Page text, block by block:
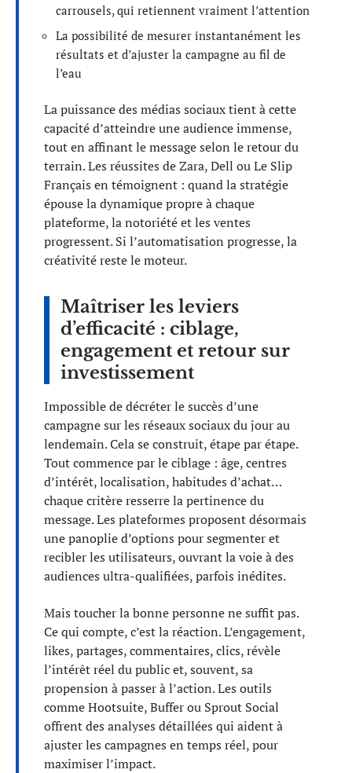
carrousels, qui retiennent vraiment l’attention
La possibilité de mesurer instantanément les
résultats et d’ajuster la campagne au fil de
l’eau
La puissance des médias sociaux tient à cette
capacité d’atteindre une audience immense,
tout en affinant le message selon le retour du
terrain. Les réussites de Zara, Dell ou Le Slip
Français en témoignent : quand la stratégie
épouse la dynamique propre à chaque
plateforme, la notoriété et les ventes
progressent. Si l’automatisation progresse, la
créativité reste le moteur.
Maîtriser les leviers
d’efficacité : ciblage,
engagement et retour sur
investissement
Impossible de décréter le succès d’une
campagne sur les réseaux sociaux du jour au
lendemain. Cela se construit, étape par étape.
Tout commence par le ciblage : âge, centres
d’intérêt, localisation, habitudes d’achat…
chaque critère resserre la pertinence du
message. Les plateformes proposent désormais
une panoplie d’options pour segmenter et
recibler les utilisateurs, ouvrant la voie à des
audiences ultra-qualifiées, parfois inédites.
Mais toucher la bonne personne ne suffit pas.
Ce qui compte, c’est la réaction. L’engagement,
likes, partages, commentaires, clics, révèle
l’intérêt réel du public et, souvent, sa
propension à passer à l’action. Les outils
comme Hootsuite, Buffer ou Sprout Social
offrent des analyses détaillées qui aident à
ajuster les campagnes en temps réel, pour
maximiser l’impact.